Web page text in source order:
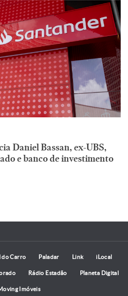
Daniel Bassan, ex-UBS,
e banco de investimento
do Carro Paladar Link iLocal
Rádio Estadão Planeta Digital
Imóveis